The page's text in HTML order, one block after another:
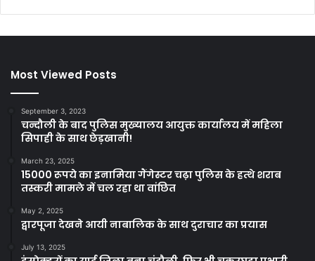
Most Viewed Posts
September 3, 2023
चन्दौली के बाद पुलिस मुख्यालय आयुक्त कार्यालय में महिला
सिपाही के साथ छेड़खानी!
March 23, 2025
15000 रूपये का इनामिया गैंगेस्टर चढ़ा पुलिस के हत्थे शराब
तस्करी मामले में चल रहा था वांछित
May 2, 2025
द्वारपूजा देखने आयी नाबालिक के साथ दुराचार का प्रयास
July 13, 2025